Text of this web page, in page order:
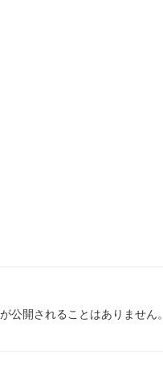
公開されることはありません。